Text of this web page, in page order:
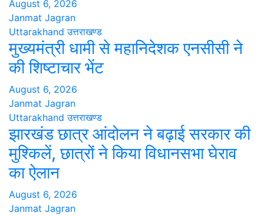
August 6, 2026
Janmat Jagran
Uttarakhand उत्तराखण्ड
मुख्यमंत्री धामी से महानिदेशक एनसीसी ने
की शिष्टाचार भेंट
August 6, 2026
Janmat Jagran
Uttarakhand उत्तराखण्ड
झारखंड छात्र आंदोलन ने बढ़ाई सरकार की
मुश्किलें, छात्रों ने किया विधानसभा घेराव
का ऐलान
August 6, 2026
Janmat Jagran